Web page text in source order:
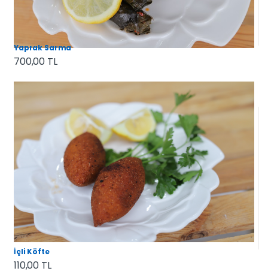
Yaprak Sarma
700,00 TL
İçli Köfte
110,00 TL